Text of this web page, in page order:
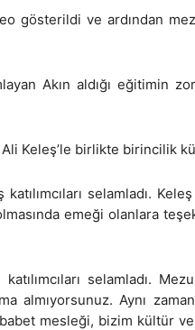
gösterildi ve ardından
Akın aldığı eğitimin
Keleş’le birlikte birincilik
selamladı.
emeği olanlara
selamladı.
Aynı
mesleği, bizim kültür ve